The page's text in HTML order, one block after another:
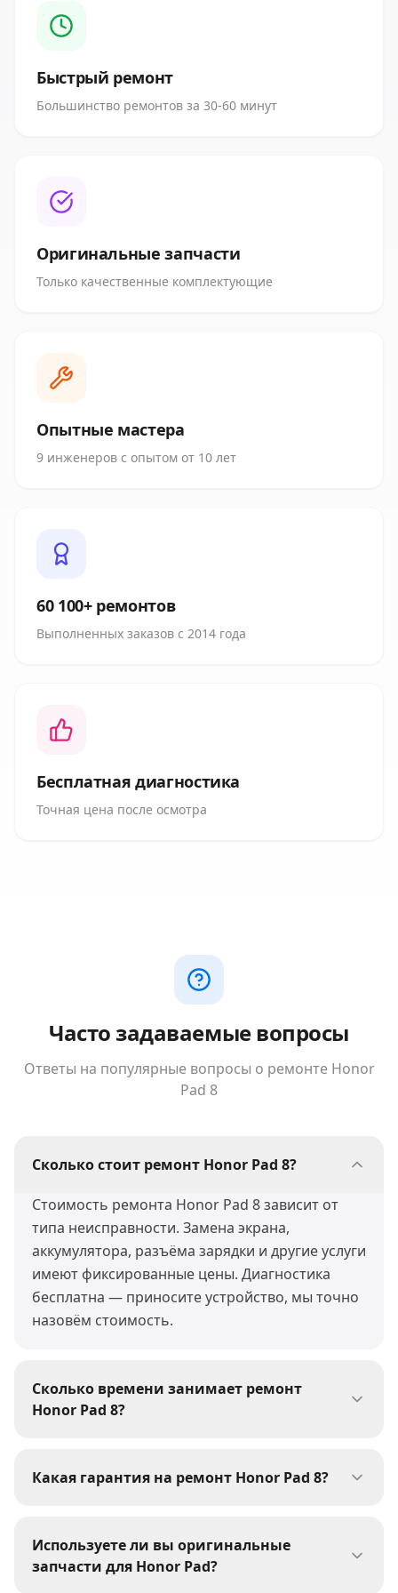
Быстрый ремонт
Большинство ремонтов за 30-60 минут
Оригинальные запчасти
Только качественные комплектующие
Опытные мастера
9 инженеров с опытом от 10 лет
60 100+ ремонтов
Выполненных заказов с 2014 года
Бесплатная диагностика
Точная цена после осмотра
Часто задаваемые вопросы
Ответы на популярные вопросы о ремонте Honor
Pad 8
Сколько стоит ремонт Honor Pad 8?
Стоимость ремонта Honor Pad 8 зависит от
типа неисправности. Замена экрана,
аккумулятора, разъёма зарядки и другие услуги
имеют фиксированные цены. Диагностика
бесплатна — приносите устройство, мы точно
назовём стоимость.
Сколько времени занимает ремонт
Honor Pad 8?
выполняем за 30-60 минут. Сложные работы
сообщит точные сроки.
Какая гарантия на ремонт Honor Pad 8?
гарантию 1 год. Гарантия распространяется на
выполненные работы и установленные
Используете ли вы оригинальные
запчасти для Honor Pad?